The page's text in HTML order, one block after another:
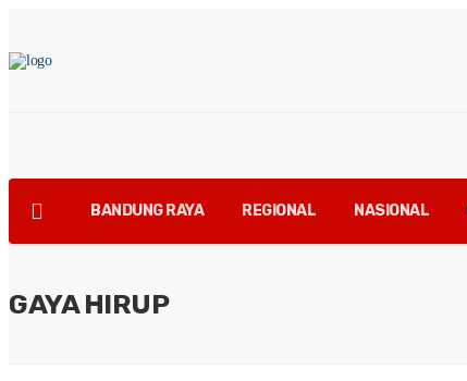
BANDUNG RAYA REGIONAL NASIONAL
GAYA HIRUP